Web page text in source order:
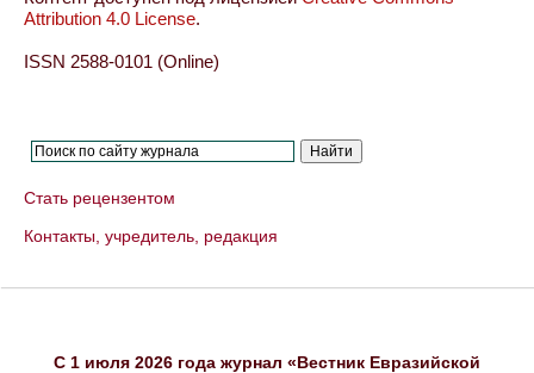
Attribution 4.0 License.
ISSN 2588-0101 (Online)
Стать рецензентом
Контакты, учредитель, редакция
C 1 июля 2026 года журнал «Вестник Евразийской